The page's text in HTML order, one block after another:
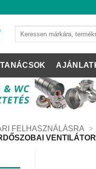
FELHASZNÁLÁSRA >
VENTILÁTOR